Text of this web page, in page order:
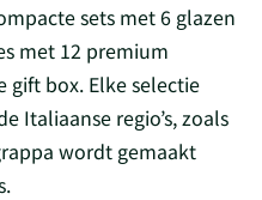
sets met 6 glazen
met 12 premium
gift box. Elke selectie
Italiaanse regio’s, zoals
wordt gemaakt